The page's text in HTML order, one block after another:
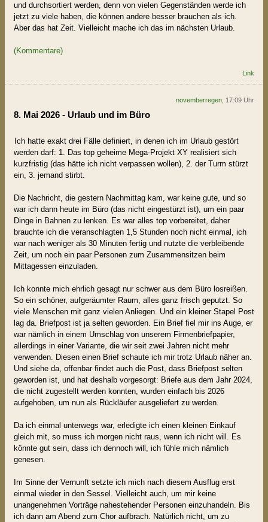
und durchsortiert werden, denn von vielen Gegenständen werde ich
jetzt zu viele haben, die können andere besser brauchen als ich.
Aber das hat Zeit. Vielleicht mache ich das im nächsten Urlaub.
(Kommentare)
Link
novemberregen , 17:09 Uhr
8. Mai 2026 - Urlaub und im Büro
Ich hatte exakt drei Fälle definiert, in denen ich im Urlaub gestört
werden darf: 1. Das top geheime Mega-Projekt XY realisiert sich
kurzfristig (das hätte ich nicht verpassen wollen), 2. der Turm stürzt
ein, 3. jemand stirbt.
Die Nachricht, die gestern Nachmittag kam, war keine gute, und so
war ich dann heute im Büro (das nicht eingestürzt ist), um ein paar
Dinge in Bahnen zu lenken. Es war alles top vorbereitet, daher
brauchte ich die veranschlagten 1,5 Stunden noch nicht einmal, ich
war nach weniger als 30 Minuten fertig und nutzte die verbleibende
Zeit, um noch ein paar Personen zum Zusammensitzen beim
Mittagessen einzuladen.
Ich konnte mich ehrlich gesagt nur schwer aus dem Büro losreißen.
So ein schöner, aufgeräumter Raum, alles ganz frisch geputzt. So
viele Menschen mit ganz vielen Anliegen. Und ein kleiner Stapel Post
lag da. Briefpost ist ja selten geworden. Ein Brief fiel mir ins Auge, er
war nämlich in einem Umschlag von unserem Firmenbriefpapier,
allerdings in einer Variante, die wir seit zwei Jahren nicht mehr
verwenden. Diesen einen Brief schaute ich mir trotz Urlaub näher an.
Und siehe da, offenbar findet auch die Post, dass Briefpost selten
geworden ist, und hat deshalb vorgesorgt: Briefe aus dem Jahr 2024,
die nicht zugestellt werden konnten, wurden einfach bis 2026
aufgehoben, um nun als Rückläufer ausgeliefert zu werden.
Da ich einmal unterwegs war, erledigte ich einen kleinen Einkauf
gleich mit, so muss ich morgen nicht raus, wenn ich nicht will. Es
könnte gut sein, dass ich dennoch will, ich fühle mich nämlich
genesen.
Im Sinne der Vernunft setzte ich mich nach diesem Ausflug erst
einmal wieder in den Sessel. Vielleicht auch, um mir keine
unangenehmen Vorträge nahestehender Personen einzuhandeln. Bis
ich dann am Abend zum Chor aufbrach. Natürlich nicht, um zu